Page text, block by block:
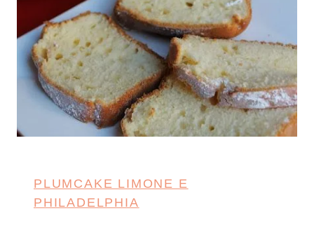
PLUMCAKE LIMONE E
PHILADELPHIA